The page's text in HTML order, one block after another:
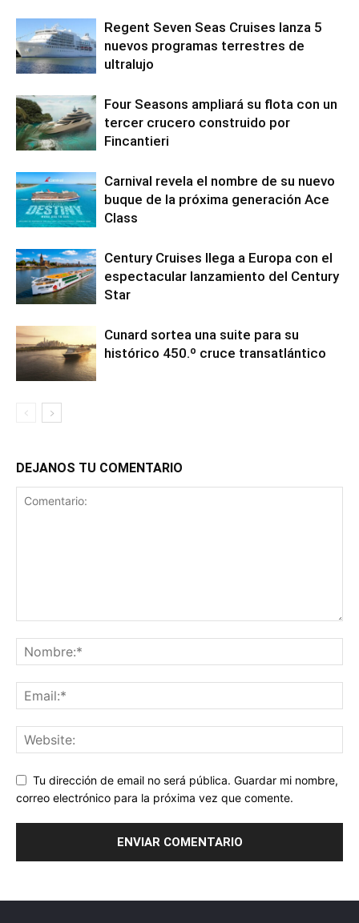
Regent Seven Seas Cruises lanza 5
nuevos programas terrestres de
ultralujo
Four Seasons ampliará su flota con un
tercer crucero construido por
Fincantieri
Carnival revela el nombre de su nuevo
buque de la próxima generación Ace
Class
Century Cruises llega a Europa con el
espectacular lanzamiento del Century
Star
Cunard sortea una suite para su
histórico 450.º cruce transatlántico
DEJANOS TU COMENTARIO
Tu dirección de email no será pública. Guardar mi nombre,
correo electrónico para la próxima vez que comente.